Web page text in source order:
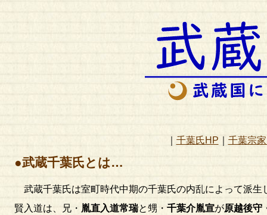
千葉氏HP 千葉宗
●武蔵千葉氏とは…
武蔵千葉氏は室町時代中期の千葉氏の内乱によって派生
賢入道は、兄・ 胤直入道常瑞と甥・ 千葉介胤宣が原越後守